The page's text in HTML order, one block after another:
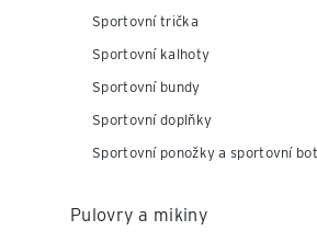
Sportovní trička
Sportovní kalhoty
Sportovní bundy
Sportovní doplňky
Sportovní ponožky a sportovní
Pulovry a mikiny